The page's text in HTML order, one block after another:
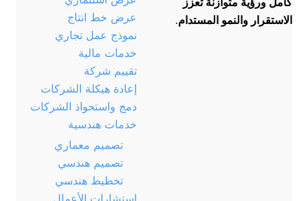
الاستقرار والنمو المستدام.
عرض خط انتاج
نموذج عمل تجاري
خدمات مالية
تقييم شركة
إعادة هيكلة الشركات
دمج واستحواذ الشركات
خدمات هندسية
تصميم معماري
تصميم هندسي
تخطيط هندسي